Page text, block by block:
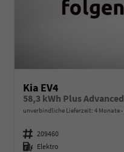
Kia EV4
58,3 kWh Plus Advanced
unverbindliche Lieferzeit: 4 Monate
Fahrzeugnummer 209460
Kraftstoff Elektro